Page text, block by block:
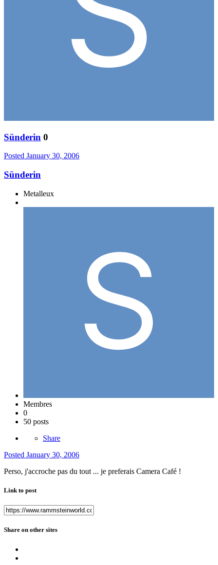
Sünderin 0
Posted January 30, 2006
Sünderin
Metalleux
Membres
0
50 posts
Share
Posted January 30, 2006
Perso, j'accroche pas du tout ... je preferais Camera Café !
Link to post
Share on other sites